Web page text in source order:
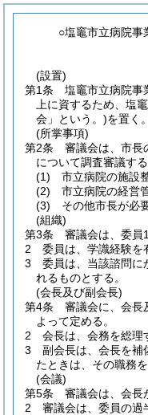
○塩竈市立病院事
(設置)
第1条
塩竈市立病院事
上に資するため、塩
会」という。)を置く。
(所掌事項)
第2条
審議会は、市長
について調査審議する
(1)
市立病院の施設
(2)
市立病院の経営
(3)
その他市長が必
(組織)
第3条
審議会は、委員
2
委員は、学識経験を
3
委員は、当該諮問に
れるものとする。
(会長及び副会長)
第4条
審議会に、会長
よって定める。
2
会長は、会務を総理
3
副会長は、会長を補
たときは、その職務を
(会議)
第5条
審議会は、会長
2
審議会は、委員の過